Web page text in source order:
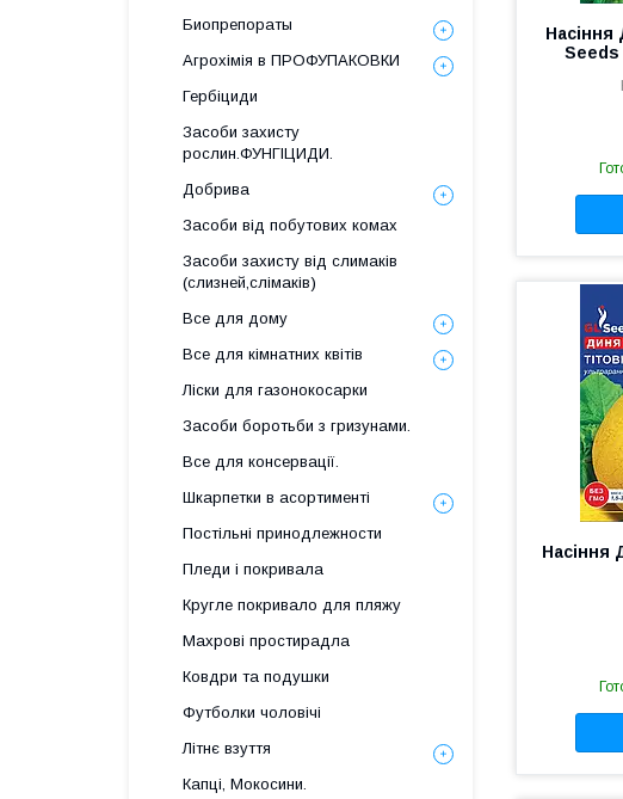
Насіння
Seeds
Насіння
Биопрепораты
Агрохімія в ПРОФУПАКОВКИ
Гербіциди
Засоби захисту
рослин.ФУНГІЦИДИ.
Добрива
Засоби від побутових комах
Засоби захисту від слимаків
(слизней,слімаків)
Все для дому
Все для кімнатних квітів
Ліски для газонокосарки
Засоби боротьби з гризунами.
Все для консервації.
Шкарпетки в асортименті
Постільні принодлежности
Пледи і покривала
Кругле покривало для пляжу
Махрові простирадла
Ковдри та подушки
Футболки чоловічі
Літнє взуття
Капці, Мокосини.